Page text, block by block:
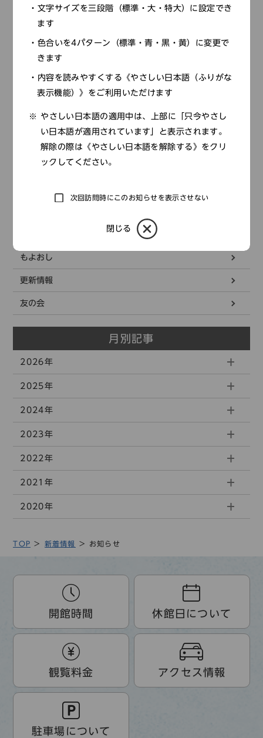
を公開しました
カテゴリー
教員セミナー
もよおし
更新情報
友の会
月別記事
2026年
2025年
2024年
2023年
2022年
2021年
2020年
TOP 新着情報 お知らせ
開館時間 休館日について
観覧料金 アクセス情報
駐車場について
文字サイズを三段階（標準・大・特大）に設定でき
ます
色合いを4パターン（標準・青・黒・黄）に変更で
きます
内容を読みやすくする《やさしい日本語（ふりがな
表示機能）》をご利用いただけます
やさしい日本語の適用中は、上部に「只今やさし
い日本語が適用されています」と表示されます。
解除の際は《やさしい日本語を解除する》をクリ
ックしてください。
次回訪問時にこのお知らせを表示させない
閉じる